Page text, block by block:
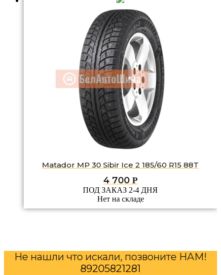
Matador MP 30 Sibir Ice 2 185/60 R15 88T
4 700 Р
ПОД ЗАКАЗ 2-4 ДНЯ
Нет на складе
Не нашли что искали, позвоните НАМ!
89205821281